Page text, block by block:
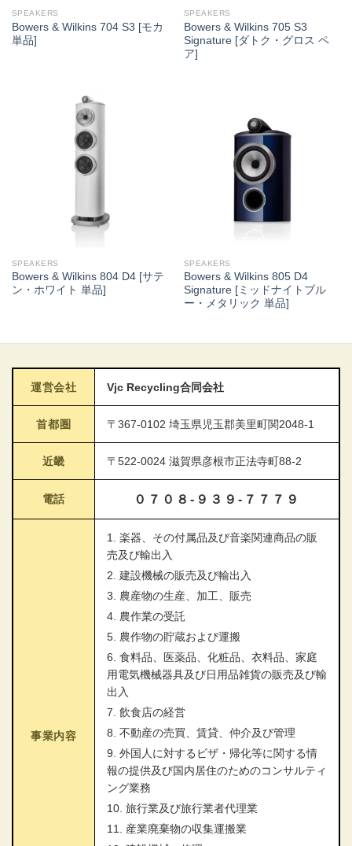
SPEAKERS
Bowers & Wilkins 704 S3 [モカ
単品]
SPEAKERS
Bowers & Wilkins 705 S3
Signature [ダトク・グロス ペ
ア]
SPEAKERS
Bowers & Wilkins 804 D4 [サテ
ン・ホワイト 単品]
SPEAKERS
Bowers & Wilkins 805 D4
Signature [ミッドナイトブル
ー・メタリック 単品]
運営会社 Vjc Recycling合同会社
首都圏 〒367-0102 埼玉県児玉郡美里町関2048-1
近畿 〒522-0024 滋賀県彦根市正法寺町88-2
電話 ０７０８-９３９-７７７９
事業内容
1. 楽器、その付属品及び音楽関連商品の販
売及び輸出入
2. 建設機械の販売及び輸出入
3. 農産物の生産、加工、販売
4. 農作業の受託
5. 農作物の貯蔵および運搬
6. 食料品、医薬品、化粧品、衣料品、家庭
用電気機械器具及び日用品雑貨の販売及び輸
出入
7. 飲食店の経営
8. 不動産の売買、賃貸、仲介及び管理
9. 外国人に対するビザ・帰化等に関する情
報の提供及び国内居住のためのコンサルティ
ング業務
10. 旅行業及び旅行業者代理業
11. 産業廃棄物の収集運搬業